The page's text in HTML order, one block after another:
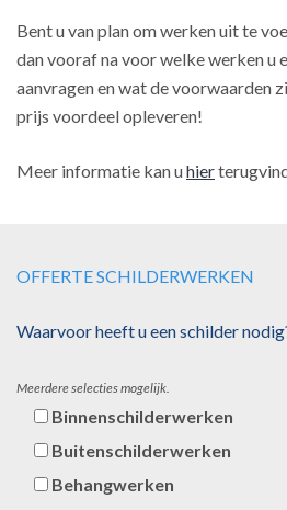
Bent u van plan om werken uit te
dan vooraf na voor welke werken u
aanvragen en wat de voorwaarden
prijs voordeel opleveren!
Meer informatie kan uhier
OFFERTE SCHILDERWERKEN
Waarvoor heeft u een schilder
Meerdere selecties mogelijk.
Binnenschilderwerken
Buitenschilderwerken
Behangwerken